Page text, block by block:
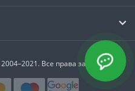
2004–2021. Все права защищены.